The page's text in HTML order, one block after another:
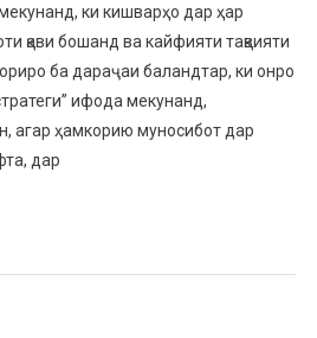
ки кишварҳо дар ҳар
қави бошанд ва кайфияти тақвияти
ба дараҷаи баландтар, ки онро
ифода мекунанд,
агар ҳамкорию муносибот дар
дар